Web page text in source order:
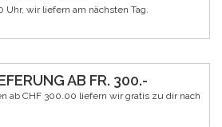
Uhr, wir liefern am nächsten Tag.
AB FR. 300.-
ab CHF 300.00 liefern wir gratis zu dir nach